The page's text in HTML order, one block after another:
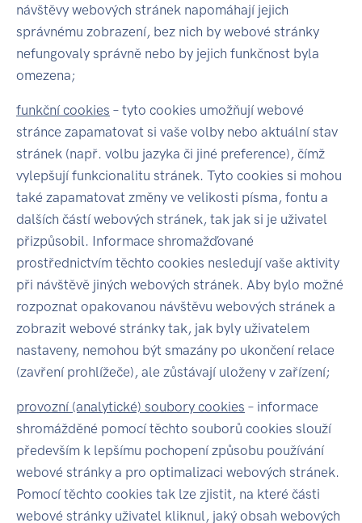
návštěvy webových stránek napomáhají jejich
správnému zobrazení, bez nich by webové stránky
nefungovaly správně nebo by jejich funkčnost byla
omezena;
funkční cookies – tyto cookies umožňují webové
stránce zapamatovat si vaše volby nebo aktuální stav
stránek (např. volbu jazyka či jiné preference), čímž
vylepšují funkcionalitu stránek. Tyto cookies si mohou
také zapamatovat změny ve velikosti písma, fontu a
dalších částí webových stránek, tak jak si je uživatel
přizpůsobil. Informace shromažďované
prostřednictvím těchto cookies nesledují vaše aktivity
při návštěvě jiných webových stránek. Aby bylo možné
rozpoznat opakovanou návštěvu webových stránek a
zobrazit webové stránky tak, jak byly uživatelem
nastaveny, nemohou být smazány po ukončení relace
(zavření prohlížeče), ale zůstávají uloženy v zařízení;
provozní (analytické) soubory cookies – informace
shromážděné pomocí těchto souborů cookies slouží
především k lepšímu pochopení způsobu používání
webové stránky a pro optimalizaci webových stránek.
Pomocí těchto cookies tak lze zjistit, na které části
webové stránky uživatel kliknul, jaký obsah webových